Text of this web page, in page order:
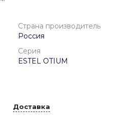
Страна производитель
Россия
Серия
ESTEL OTIUM
Доставка